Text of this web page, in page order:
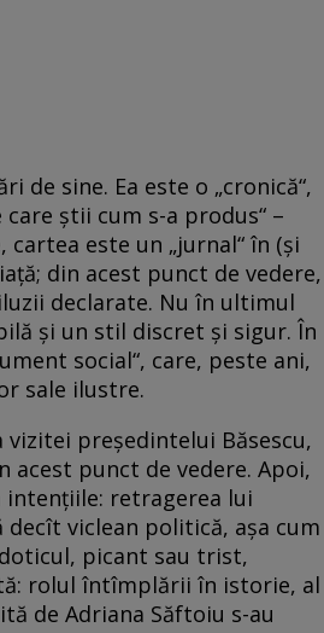
de sine. Ea este o „cronică“,
ştii cum s-a produs“ –
este un „jurnal“ în (şi
din acest punct de vedere,
declarate. Nu în ultimul
şi un stil discret şi sigur. În
social“, care, peste ani,
sale ilustre.
vizitei preşedintelui Băsescu,
acest punct de vedere. Apoi,
intenţiile: retragerea lui
viclean politică, aşa cum
picant sau trist,
rolul întîmplării în istorie, al
de Adriana Săftoiu s-au